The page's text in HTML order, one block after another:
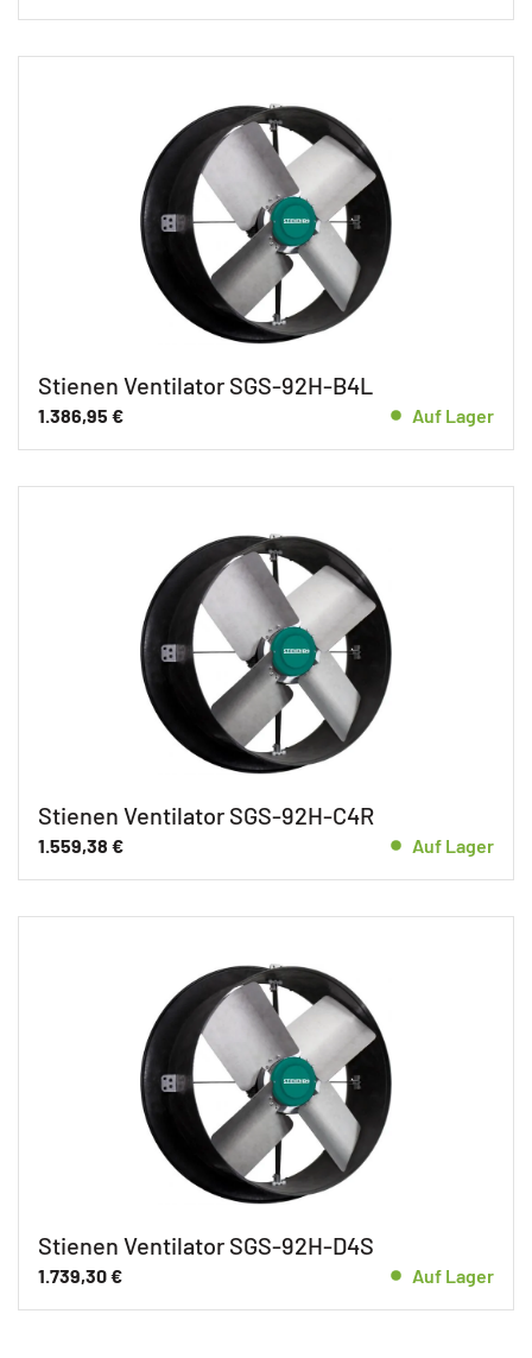
Stienen Ventilator SGS-92H-B4L
1.386,95 € Auf Lager
Stienen Ventilator SGS-92H-C4R
1.559,38 € Auf Lager
Stienen Ventilator SGS-92H-D4S
1.739,30€ Auf Lager